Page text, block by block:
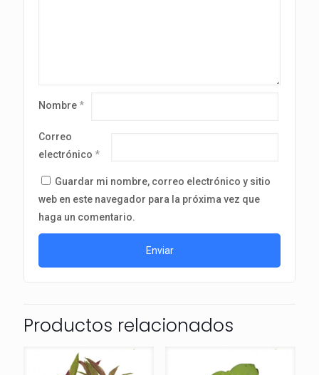
Nombre*
Correo
electrónico *
Guardar mi nombre, correo electrónico y sitio
web en este navegador para la próxima vez que
haga un comentario.
Productos relacionados